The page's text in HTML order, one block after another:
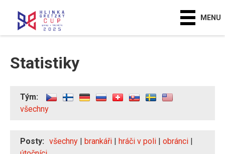
MENU
Statistiky
Tým:
všechny
Posty: všechny | brankáři | hráči v poli | obránci |